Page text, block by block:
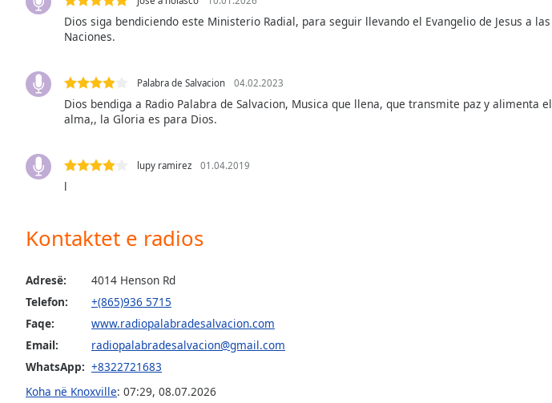
cancel
window.
Opacity
Background
Opacity
Caption
Area
Background
Dios siga bendiciendo este Ministerio Radial, para seguir llevando el Evangelio de Jesus a las
Naciones.
Palabra de Salvacion 04.02.2023
Dios bendiga a Radio Palabra de Salvacion, Musica que llena, que transmite paz y alimenta el
alma,, la Gloria es para Dios.
lupy ramirez 01.04.2019
l
Kontaktet e radios
Adresë:
4014 Henson Rd
Telefon:
+(865)936 5715
Faqe:
www.radiopalabradesalvacion.com
Email:
radiopalabradesalvacion@gmail.com
WhatsApp: +8322721683
Koha në Knoxville: 07:29, 08.07.2026